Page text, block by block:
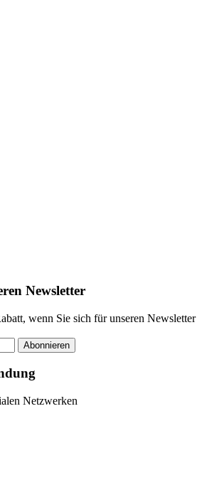
Newsletter
wenn Sie sich für unseren Newsletter
Abonnieren
Netzwerken